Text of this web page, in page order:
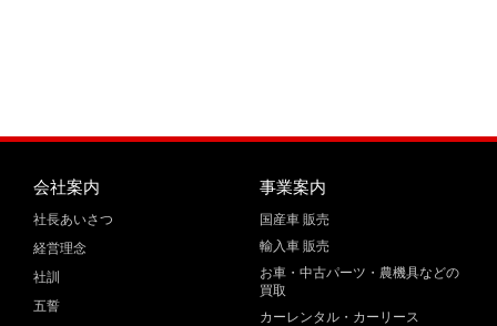
会社案内
社長あいさつ
経営理念
社訓
五誓
事業案内
国産車 販売
輸入車 販売
お車・中古パーツ・農機具などの
買取
カーレンタル・カーリース